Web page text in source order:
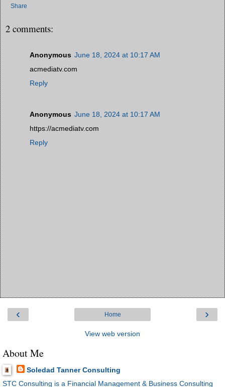
Share
2 comments:
Anonymous June 18, 2024 at 10:17 AM
acmediatv.com
Reply
Anonymous June 18, 2024 at 10:17 AM
https://acmediatv.com
Reply
‹ ›
Home
View web version
About Me
Soledad Tanner Consulting
STC Consulting is a Financial Management & Business Consulting